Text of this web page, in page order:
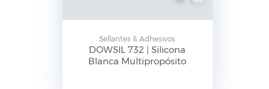
Sellantes & Adhesivos
DOWSIL 732 | Silicona
Blanca Multipropósito